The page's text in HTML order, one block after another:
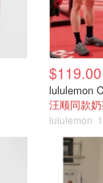
$119.00
lululemon
汪顺同款
lululemon